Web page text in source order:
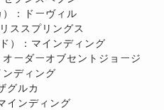
：ドーヴィル
ススプリングス
）：マインディング
ーダーオブセントジョージ
ディング
グルカ
インディング